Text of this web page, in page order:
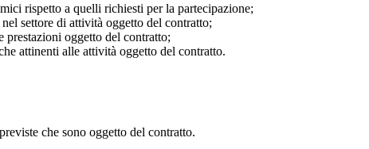
rispetto a quelli richiesti per la partecipazione;
settore di attività oggetto del contratto;
oggetto del contratto;
attinenti alle attività oggetto del contratto.
che sono oggetto del contratto.